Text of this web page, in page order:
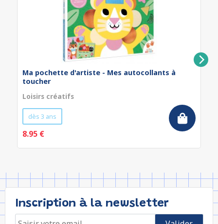
Ma pochette d'artiste - Mes autocollants à
toucher
Loisirs créatifs
dès 3 ans
8.95 €
Inscription à la newsletter